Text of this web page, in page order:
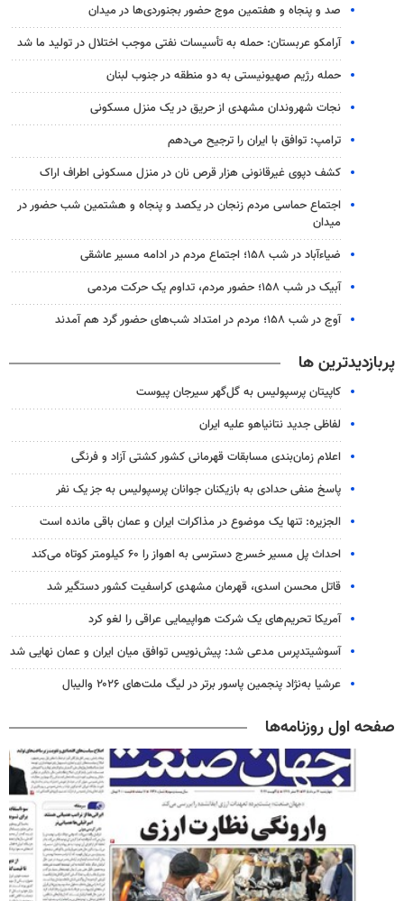
صد و پنجاه و هفتمین موج حضور بجنوردی‌ها در میدان
آرامکو عربستان: حمله به تأسیسات نفتی موجب اختلال در تولید ما شد
حمله رژیم صهیونیستی به دو منطقه در جنوب لبنان
نجات شهروندان مشهدی از حریق در یک منزل مسکونی
ترامپ: توافق با ایران را ترجیح می‌دهم
کشف دپوی غیرقانونی هزار قرص نان در منزل مسکونی اطراف اراک
اجتماع حماسی مردم زنجان در یکصد و پنجاه و هشتمین شب حضور در
میدان
ضیاء‌آباد در شب ۱۵۸؛ اجتماع مردم در ادامه مسیر عاشقی
آبیک در شب ۱۵۸؛ حضور مردم، تداوم یک حرکت مردمی
آوج در شب ۱۵۸؛ مردم در امتداد شب‌های حضور گرد هم آمدند
پربازدیدترین ها
کاپیتان پرسپولیس به گل‌گهر سیرجان پیوست
لفاظی جدید نتانیاهو علیه ایران
اعلام زمان‌بندی مسابقات قهرمانی کشور کشتی آزاد و فرنگی
پاسخ منفی حدادی به بازیکنان جوانان پرسپولیس به جز یک نفر
الجزیره: تنها یک موضوع در مذاکرات ایران و عمان باقی مانده است
احداث پل مسیر خسرج دسترسی به اهواز را ۶۰ کیلومتر کوتاه می‌کند
قاتل محسن اسدی، قهرمان مشهدی کراسفیت کشور دستگیر شد
آمریکا تحریم‌های یک شرکت هواپیمایی عراقی را لغو کرد
آسوشیتدپرس مدعی شد: پیش‌نویس توافق میان ایران و عمان نهایی شد
عرشیا به‌نژاد پنجمین پاسور برتر در لیگ ملت‌های ۲۰۲۶ والیبال
صفحه اول روزنامه‌ها